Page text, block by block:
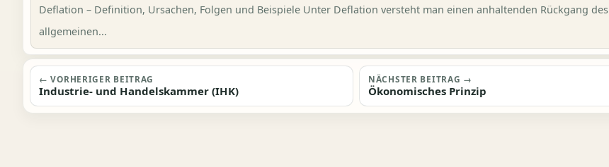
Deflation – Definition, Ursachen, Folgen und Beispiele Unter Deflation versteht man einen anhaltenden Rückgang des
allgemeinen...
Beitragsnavigation
← VORHERIGER BEITRAG
Industrie- und Handelskammer (IHK)
NÄCHSTER BEITRAG →
Ökonomisches Prinzip